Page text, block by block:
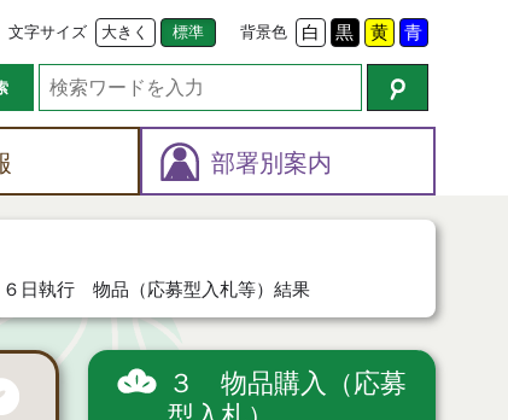
文字サイズ 大きく 標準 背景色 白 黒 黄 青
部署別案内
６日執行 物品（応募型入札等）結果
３ 物品購入（応募